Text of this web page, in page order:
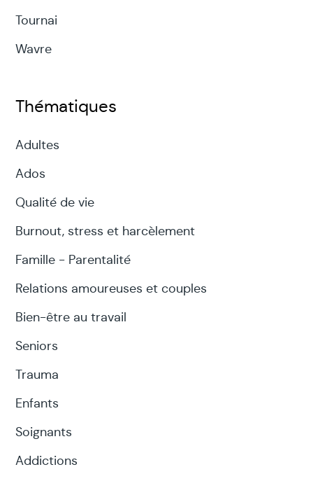
Tournai
Wavre
Thématiques
Adultes
Ados
Qualité de vie
Burnout, stress et harcèlement
Famille - Parentalité
Relations amoureuses et couples
Bien-être au travail
Seniors
Trauma
Enfants
Soignants
Addictions